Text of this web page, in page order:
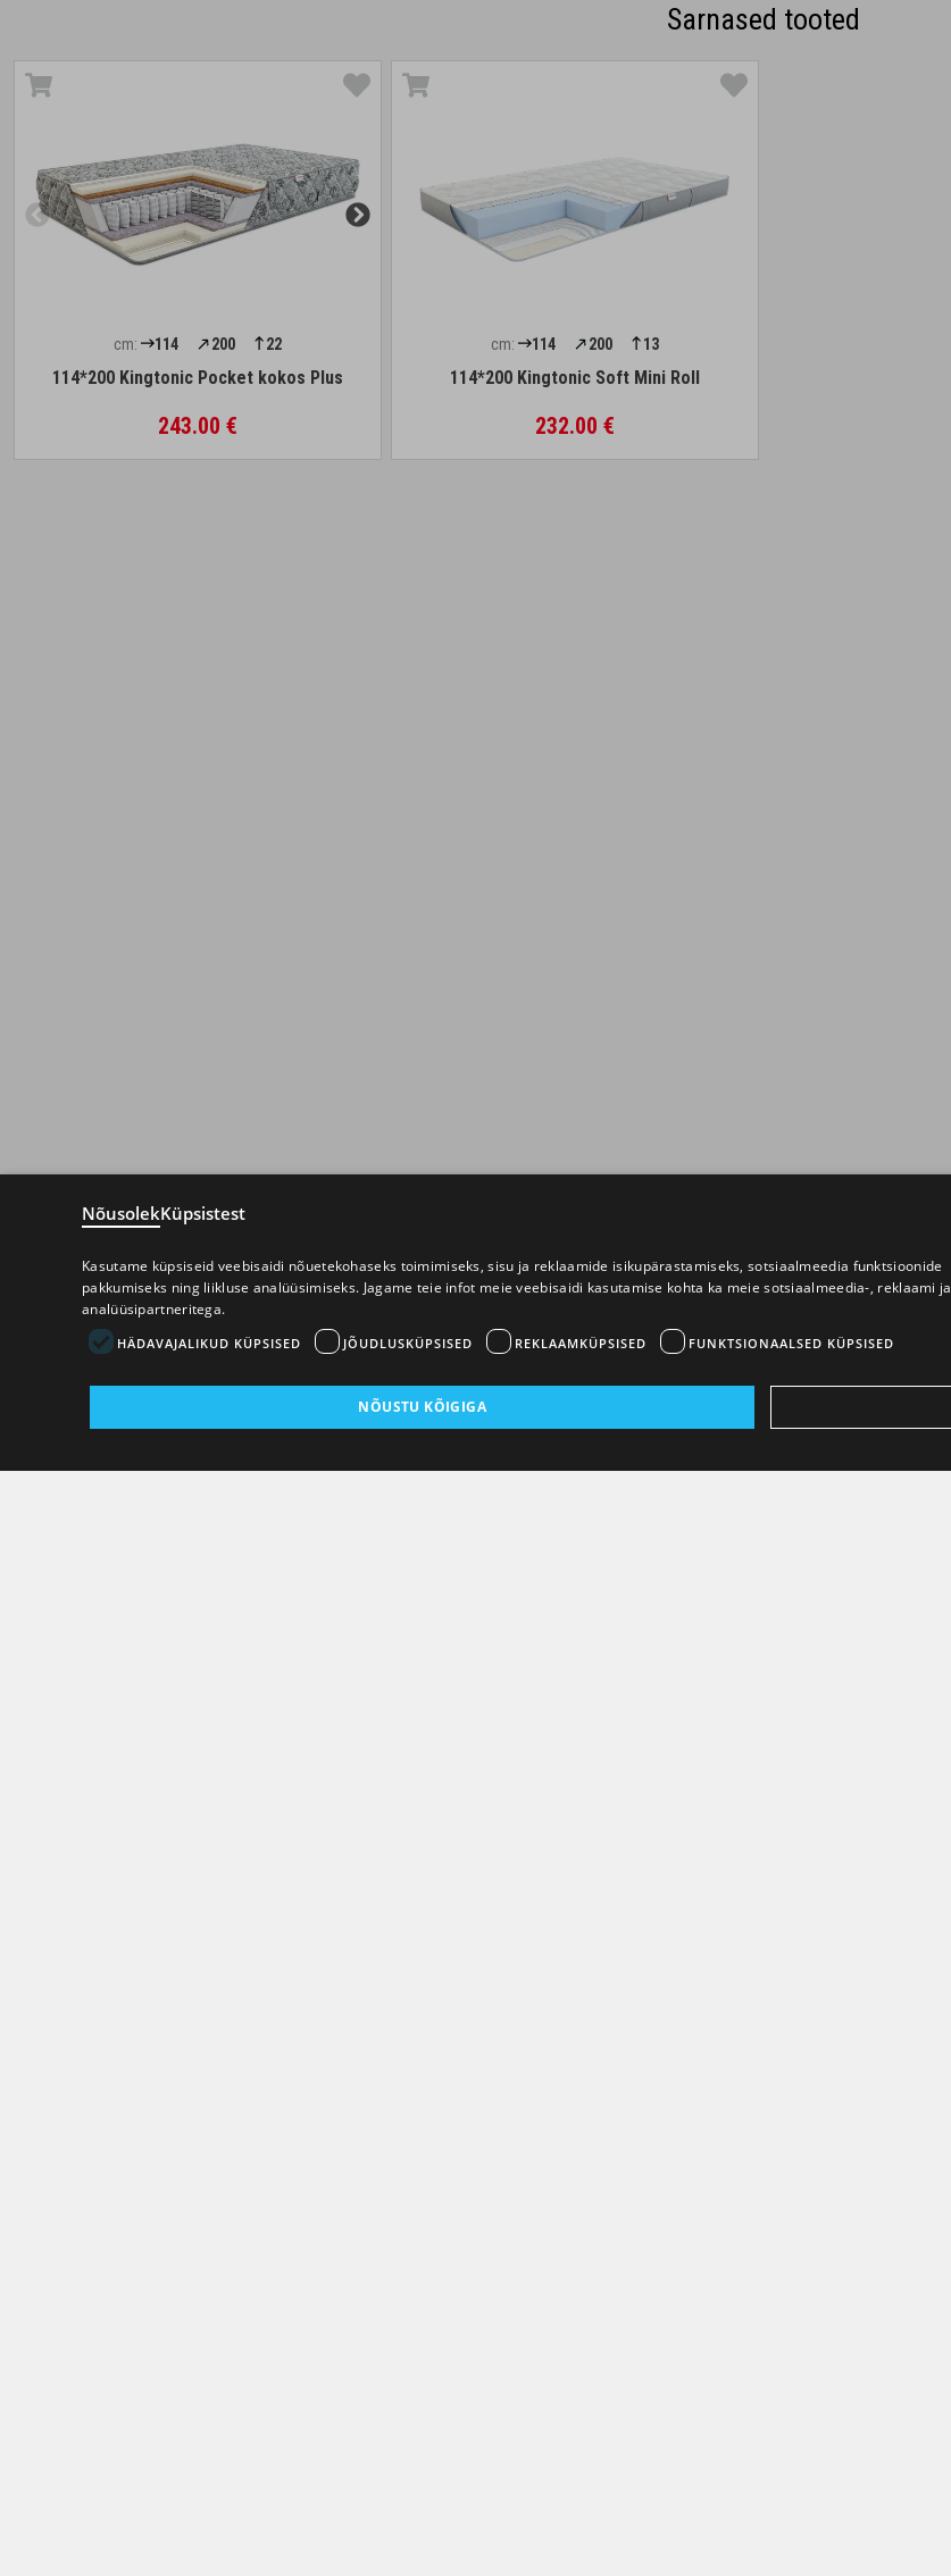
Sarnased tooted
cm: 114 200 22
114*200 Kingtonic Pocket kokos Plus
243.00 €
cm: 114 200 13
114*200 Kingtonic Soft Mini Roll
232.00 €
NõusolekKüpsistest
Kasutame küpsiseid veebisaidi nõuetekohaseks toimimiseks, sisu ja reklaamide isikupärastamiseks, sotsiaalmeedia funktsioonide
pakkumiseks ning liikluse analüüsimiseks. Jagame teie infot meie veebisaidi kasutamise kohta ka meie sotsiaalmeedia-, reklaami ja
analüüsipartneritega.
HÄDAVAJALIKUD KÜPSISED JÕUDLUSKÜPSISED REKLAAMKÜPSISED FUNKTSIONAALSED KÜPSISED
NÕUSTU KÕIGIGA